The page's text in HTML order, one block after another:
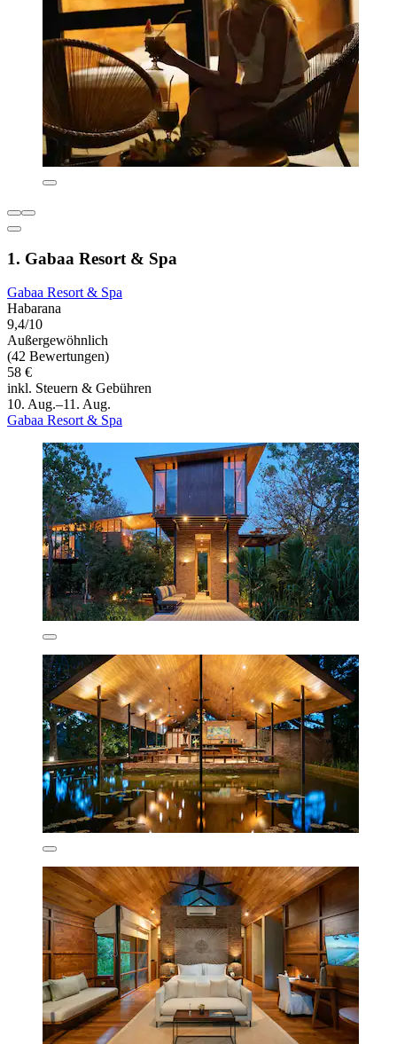
1. Gabaa Resort & Spa
Gabaa Resort & Spa
Habarana
9,4/10
Außergewöhnlich
(42 Bewertungen)
58 €
inkl. Steuern & Gebühren
10. Aug.–11. Aug.
Gabaa Resort & Spa